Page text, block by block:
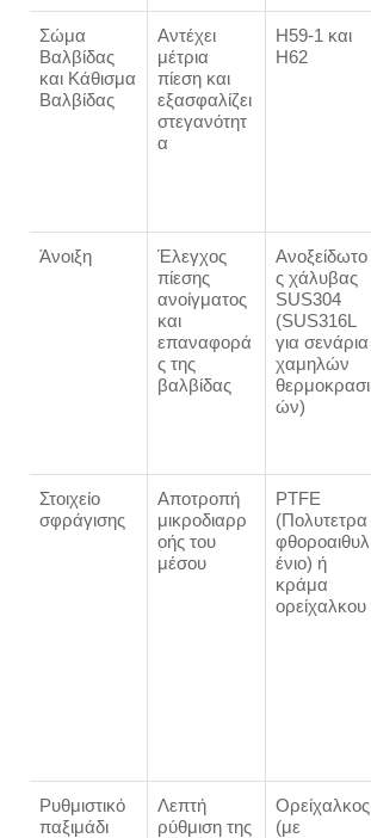
Σώμα
Βαλβίδας
και Κάθισμα
Βαλβίδας
Αντέχει
μέτρια
πίεση και
εξασφαλίζει
στεγανότητ
α
H59-1 και
H62
Άνοιξη
Έλεγχος
πίεσης
ανοίγματος
και
επαναφορά
ς της
βαλβίδας
Ανοξείδωτο
ς χάλυβας
SUS304
(SUS316L
για σενάρια
χαμηλών
θερμοκρασι
ών)
Στοιχείο
σφράγισης
Αποτροπή
μικροδιαρρ
οής του
μέσου
PTFE
(Πολυτετρα
φθοροαιθυλ
ένιο) ή
κράμα
ορείχαλκου
Ρυθμιστικό
παξιμάδι
Λεπτή
ρύθμιση της
Ορείχαλκος
(με